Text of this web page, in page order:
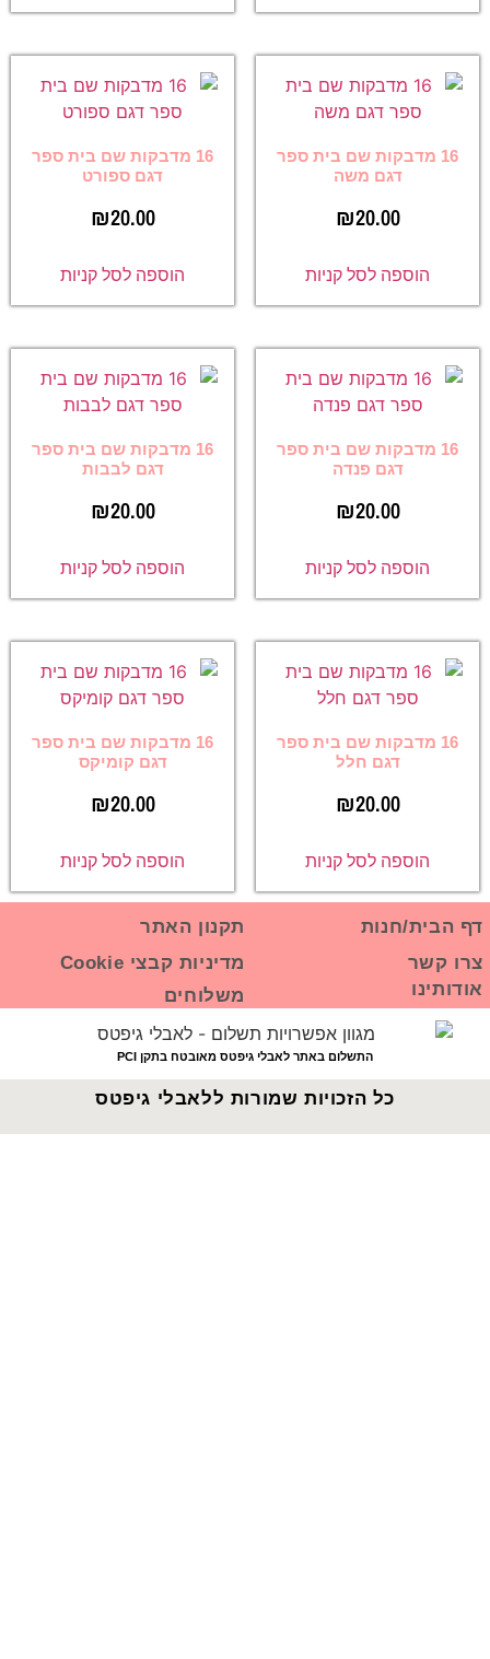
16 מדבקות שם בית ספר
דגם משה
₪20.00
הוספה לסל קניות
16 מדבקות שם בית ספר
דגם ספורט
₪20.00
הוספה לסל קניות
16 מדבקות שם בית ספר
דגם פנדה
₪20.00
הוספה לסל קניות
16 מדבקות שם בית ספר
דגם לבבות
₪20.00
הוספה לסל קניות
16 מדבקות שם בית ספר
דגם חלל
₪20.00
הוספה לסל קניות
16 מדבקות שם בית ספר
דגם קומיקס
₪20.00
הוספה לסל קניות
דף הבית/חנות
צרו קשר
תקנון האתר
מדיניות קבצי Cookie
אודותינו
משלוחים
התשלום באתר לאבלי גיפטס מאובטח בתקן PCI
כל הזכויות שמורות ללאבלי גיפטס